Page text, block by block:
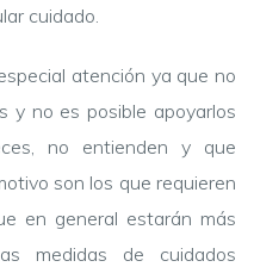
cuidado.
atención ya que no
y no es posible apoyarlos
no entienden y que
son los que requieren
en general estarán más
medidas de cuidados